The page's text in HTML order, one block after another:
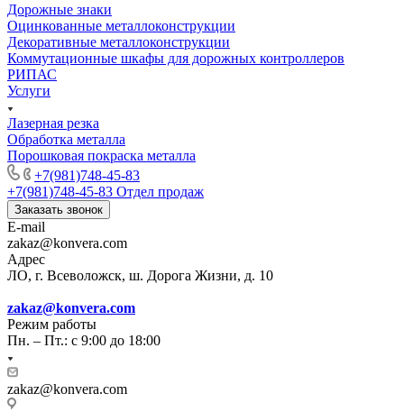
Дорожные знаки
Оцинкованные металлоконструкции
Декоративные металлоконструкции
Коммутационные шкафы для дорожных контроллеров
РИПАС
Услуги
Лазерная резка
Обработка металла
Порошковая покраска металла
+7(981)748-45-83
+7(981)748-45-83 Отдел продаж
Заказать звонок
E-mail
zakaz@konvera.com
Адрес
ЛО, г. Всеволожск, ш. Дорога Жизни, д. 10
zakaz@konvera.com
Режим работы
Пн. – Пт.: с 9:00 до 18:00
zakaz@konvera.com